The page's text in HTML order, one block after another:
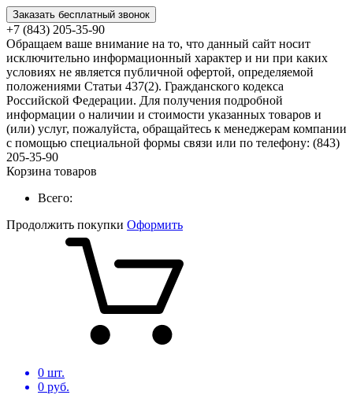
Заказать бесплатный звонок
+7 (843) 205-35-90
Обращаем ваше внимание на то, что данный сайт носит
исключительно информационный характер и ни при каких
условиях не является публичной офертой, определяемой
положениями Статьи 437(2). Гражданского кодекса
Российской Федерации. Для получения подробной
информации о наличии и стоимости указанных товаров и
(или) услуг, пожалуйста, обращайтесь к менеджерам компании
с помощью специальной формы связи или по телефону: (843)
205-35-90
Корзина товаров
Всего:
Продолжить покупки Оформить
0 шт.
0 руб.